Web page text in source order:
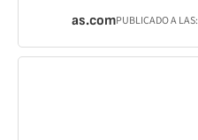
as.comPUBLICADO A LAS: